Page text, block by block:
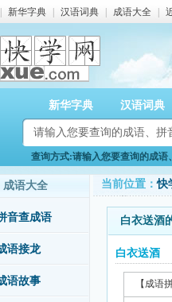
新华字典 汉语词典 成语大全
新华字典 汉语词典
查询方式:请输入您要查询的成语
成语大全
音查成语
语接龙
语故事
当前位置：快
白衣送酒
白衣送酒
【成语